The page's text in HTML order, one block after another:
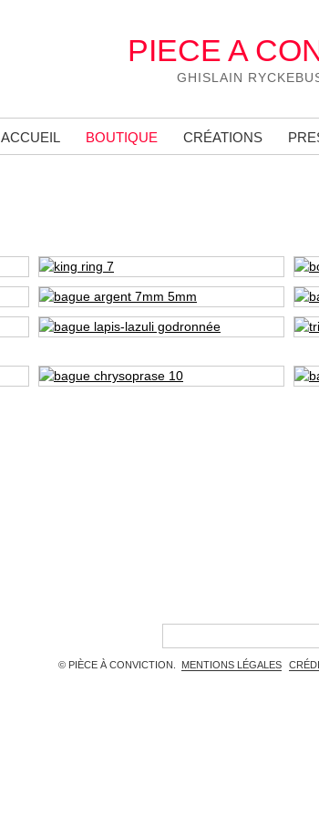
PIECE A
GHISLAIN
ACCUEIL BOUTIQUE CRÉATIONS
© PIÈCE À CONVICTION. MENTIONS LÉGALES